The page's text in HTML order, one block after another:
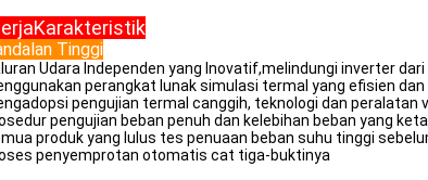
Karakteristik
Tinggi
Udara Independen yang Inovatif,melindungi inverter
perangkat lunak simulasi termal yang efisien
pengujian termal canggih, teknologi dan peralatan
pengujian beban penuh dan kelebihan beban yang
produk yang lulus tes penuaan beban suhu tinggi
penyemprotan otomatis cat tiga-buktinya